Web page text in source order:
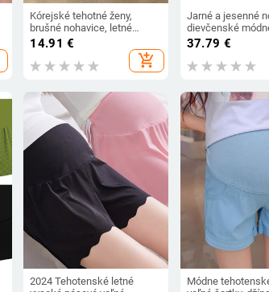
Kórejské tehotné ženy,
brušné nohavice, letné
voľné, ležérne, tehotenské
kolená, široké nohavice
14.91 €
add_shopping_cart
Jarné a jesenné
dievčenské
kožené šortky s
pásom v čisto
farbách
37.79 €
2024 Tehotenské letné
Módne